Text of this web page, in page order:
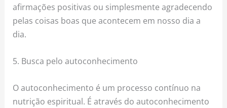
afirmações positivas ou simplesmente agradecendo
pelas coisas boas que acontecem em nosso dia a
dia.
5. Busca pelo autoconhecimento
O autoconhecimento é um processo contínuo na
nutrição espiritual. É através do autoconhecimento